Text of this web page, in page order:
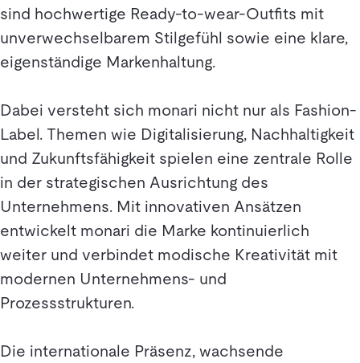
sind hochwertige Ready-to-wear-Outfits mit
unverwechselbarem Stilgefühl sowie eine klare,
eigenständige Markenhaltung.
Dabei versteht sich monari nicht nur als Fashion-
Label. Themen wie Digitalisierung, Nachhaltigkeit
und Zukunftsfähigkeit spielen eine zentrale Rolle
in der strategischen Ausrichtung des
Unternehmens. Mit innovativen Ansätzen
entwickelt monari die Marke kontinuierlich
weiter und verbindet modische Kreativität mit
modernen Unternehmens- und
Prozessstrukturen.
Die internationale Präsenz, wachsende